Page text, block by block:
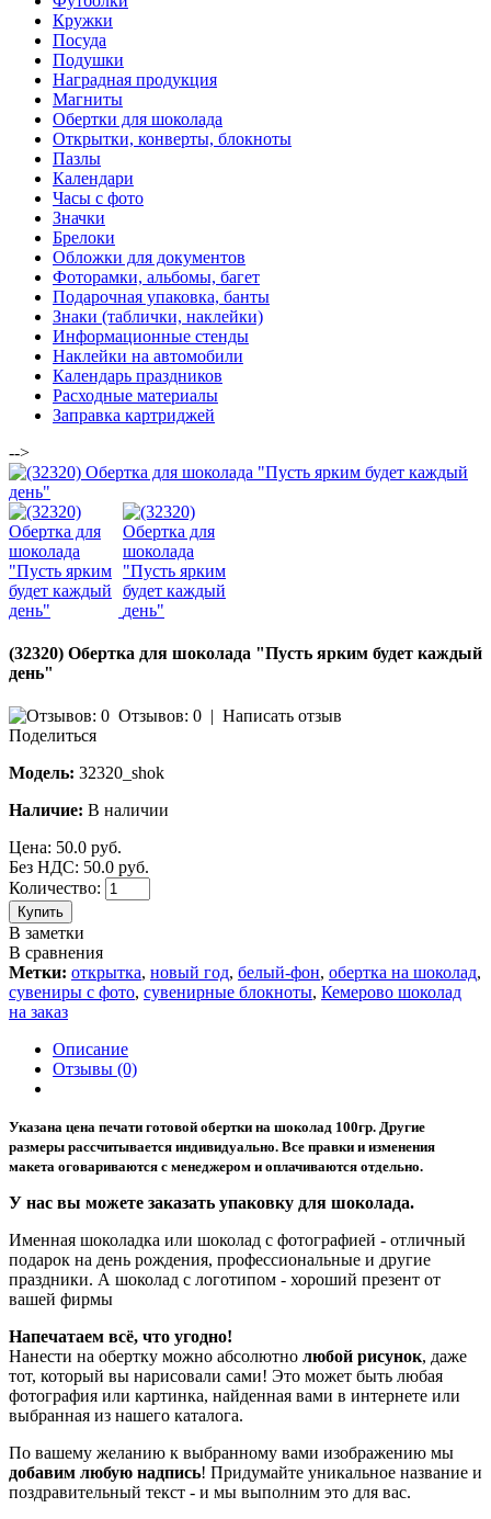
Кружки
Посуда
Подушки
Наградная продукция
Магниты
Обертки для шоколада
Открытки, конверты, блокноты
Пазлы
Календари
Часы с фото
Значки
Брелоки
Обложки для документов
Фоторамки, альбомы, багет
Подарочная упаковка, банты
Знаки (таблички, наклейки)
Информационные стенды
Наклейки на автомобили
Календарь праздников
Расходные материалы
Заправка картриджей
-->
(32320) Обертка для шоколада "Пусть ярким будет каждый
день"
Отзывов: 0 | Написать отзыв
Поделиться
Модель: 32320_shok
Наличие: В наличии
Цена: 50.0 руб.
Без НДС: 50.0 руб.
Количество:
Купить
В заметки
В сравнения
Метки: открытка, новый год, белый-фон, обертка на шоколад,
сувениры с фото, сувенирные блокноты, Кемерово шоколад
на заказ
Описание
Отзывы (0)
Указана цена печати готовой обертки на шоколад 100гр. Другие
размеры рассчитывается индивидуально. Все правки и изменения
макета оговариваются с менеджером и оплачиваются отдельно.
У нас вы можете заказать упаковку для шоколада.
Именная шоколадка или шоколад с фотографией - отличный
подарок на день рождения, профессиональные и другие
праздники. А шоколад с логотипом - хороший презент от
вашей фирмы
Напечатаем всё, что угодно!
Нанести на обертку можно абсолютно любой рисунок, даже
тот, который вы нарисовали сами! Это может быть любая
фотография или картинка, найденная вами в интернете или
выбранная из нашего каталога.
По вашему желанию к выбранному вами изображению мы
добавим любую надпись! Придумайте уникальное название и
поздравительный текст - и мы выполним это для вас.